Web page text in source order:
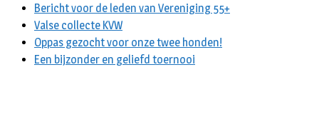
Bericht voor de leden van Vereniging 55+
Valse collecte KVW
Oppas gezocht voor onze twee honden!
Een bijzonder en geliefd toernooi